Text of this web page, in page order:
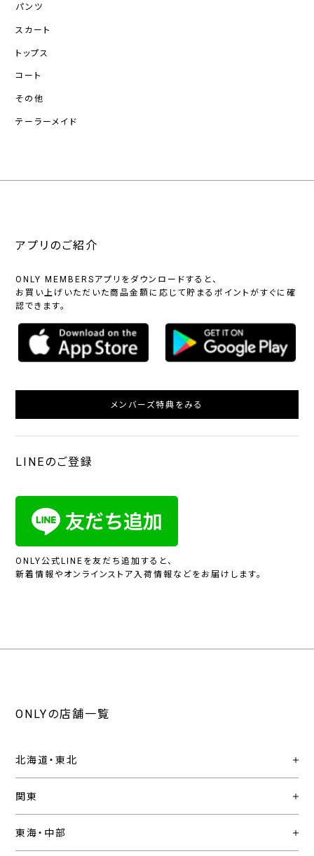
パンツ
スカート
トップス
コート
その他
テーラーメイド
アプリのご紹介
ONLY MEMBERSアプリをダウンロードすると、
お買い上げいただいた商品金額に応じて貯まるポイントがすぐに確
認できます。
メンバーズ特典をみる
LINEのご登録
ONLY公式LINEを友だち追加すると、
新着情報やオンラインストア入荷情報などをお届けします。
ONLYの店舗一覧
北海道・東北
関東
東海・中部